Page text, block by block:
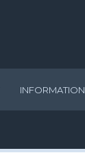
INFORMATION